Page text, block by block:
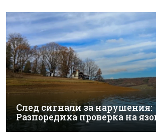
След сигнали за нарушения:
Разпоредиха проверка на